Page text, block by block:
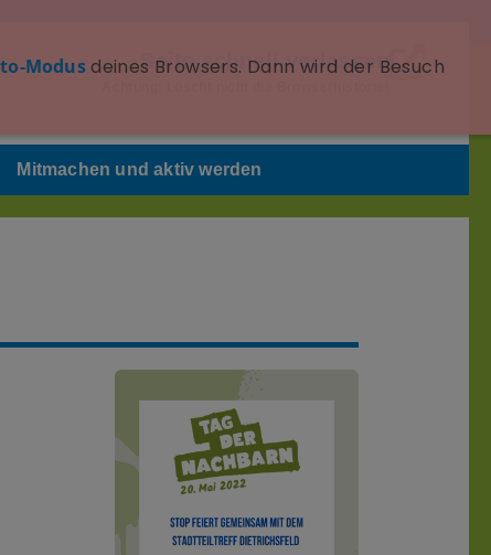
Seite schnell verlassen
Mitmachen und aktiv werden
Modusdeines Browsers. Dann wird der Besuch